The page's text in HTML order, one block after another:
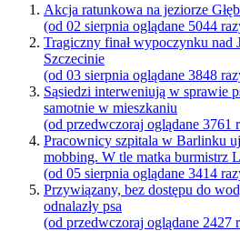
Akcja ratunkowa na jeziorze
(od 02 sierpnia oglądane 5044
Tragiczny finał wypoczynku nad
Szczecinie
(od 03 sierpnia oglądane 3848
Sąsiedzi interweniują w sprawie
samotnie w mieszkaniu
(od przedwczoraj oglądane 3761
Pracownicy szpitala w Barlinku
mobbing. W tle matka burmistrz
(od 05 sierpnia oglądane 3414
Przywiązany, bez dostępu do
odnalazły psa
(od przedwczoraj oglądane 2427